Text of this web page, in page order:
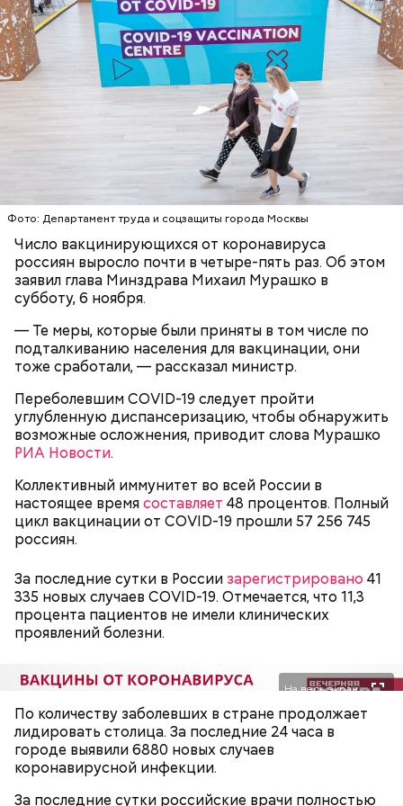
Фото: Департамент труда и соцзащиты города Москвы
Число вакцинирующихся от коронавируса
россиян выросло почти в четыре-пять раз. Об этом
заявил глава Минздрава Михаил Мурашко в
субботу, 6 ноября.
— Те меры, которые были приняты в том числе по
подталкиванию населения для вакцинации, они
тоже сработали, — рассказал министр.
Переболевшим COVID-19 следует пройти
углубленную диспансеризацию, чтобы обнаружить
возможные осложнения, приводит слова Мурашко
РИА Новости.
Коллективный иммунитет во всей России в
настоящее времясоставляет 48 процентов. Полный
цикл вакцинации от COVID-19 прошли 57 256 745
россиян.
За последние сутки в Россиизарегистрировано 41
335 новых случаев COVID-19. Отмечается, что 11,3
процента пациентов не имели клинических
проявлений болезни.
На весь экран
По количеству заболевших в стране продолжает
лидировать столица. За последние 24 часа в
городе выявили 6880 новых случаев
коронавирусной инфекции.
За последние сутки российские врачи полностью
нельзя ни в коем случае махать руками;
не стоит пытаться «поймать» молнию или
потрогать, особенно металлическими
предметами.
— Может пробить заряд на человека. Нужно вести
себя очень осторожно, будто увидели дикого
зверя, затаиться, — добавил академик.
— Первые двое суток мы постоянно были на ногах.
Каждые два часа ездили делать замеры радиации.
После получения предельно допустимой дозы
радиации Макеева вывели из 30-километровой
зоны отчуждения, где он до 3 мая проверял на
уровень радиационной зараженности
автотранспорт.
Одним из запоминающихся событий того периода
для Макеева стал футбольный матч между
киевским «Динамо» и мадридским «Атлетико»,
который состоялся 3 мая в Киеве. Полк Макеева жил
от Припяти. А солдатам очень хотелось увидеть
трансляцию матча. Макеев поехал к секретарю
партийной организации колхоза и попросил
одолжить телевизор.
Множество людей совершают паломнические
поездки, чтобы поклониться мощам Святителя
Николая, которые находятся в Италии. 19 декабря
отмечается Никола Зимний, а 22 мая Никола вешний
Молитва Николаю чудотворцу
О, всесвятый Николае, угодниче преизрядный
Господень, теплый наш заступниче, и везде в
скорбех скорый помощниче!